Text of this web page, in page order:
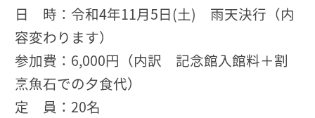
日 時：令和4年11月5日(土) 雨天決行（内
容変わります）
参加費：6,000円（内訳 記念館入館料＋割
烹魚石での夕食代）
定 員：20名